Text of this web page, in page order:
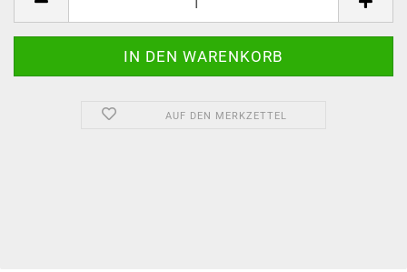
AUF DEN MERKZETTEL